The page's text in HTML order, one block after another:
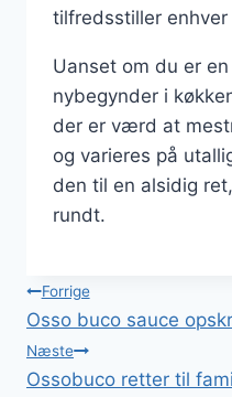
tilfredsstiller enhver
Uanset om du er
nybegynder i
der er værd at
og varieres på
den til en alsidig
rundt.
Forrige
Osso buco sauce
Næste
Ossobuco retter til